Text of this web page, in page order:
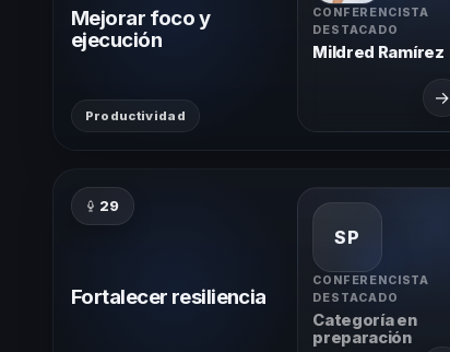
Mejorar foco y
ejecución
Productividad
CONFERENCISTA
DESTACADO
Mildred Ramírez
→
29
Fortalecer resiliencia
SP
CONFERENCISTA
DESTACADO
Categoría en
preparación